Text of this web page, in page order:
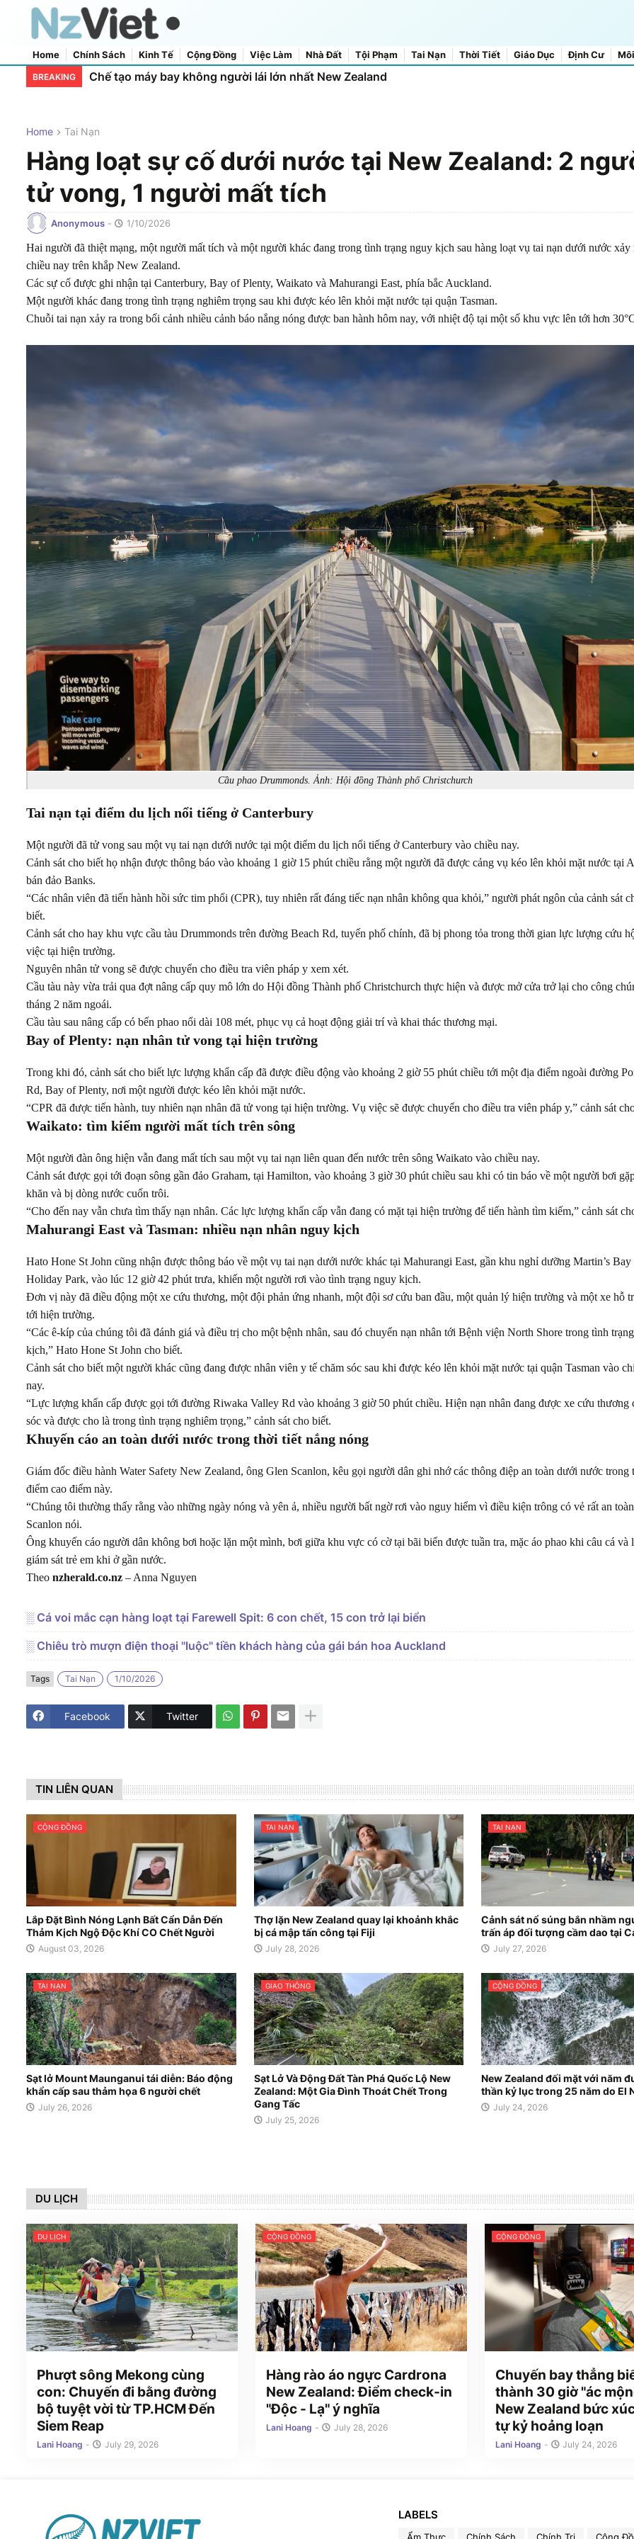
Home Chính Sách Kinh Tế Cộng Đồng Việc Làm Nhà Đất Tội Phạm Tai Nạn Thời Tiết Giáo Dục Định Cư
Home About Us
Contact Us
BREAKING
New Zealand siết chặt trốn thuế trong ngành trồng trọt: 130 vụ bị điều tra
Home Tai Nạn
Hàng loạt sự cố dưới nước tại New Zealand: 2
tử vong, 1 người mất tích
Anonymous - 1/10/2026
Hai người đã thiệt mạng, một người mất tích và một người khác đang trong tình trạng nguy kịch sau hàng loạt vụ tai nạn dưới nước xảy
chiều nay trên khắp New Zealand.
Các sự cố được ghi nhận tại Canterbury, Bay of Plenty, Waikato và Mahurangi East, phía bắc Auckland.
Một người khác đang trong tình trạng nghiêm trọng sau khi được kéo lên khỏi mặt nước tại quận Tasman.
Chuỗi tai nạn xảy ra trong bối cảnh nhiều cảnh báo nắng nóng được ban hành hôm nay, với nhiệt độ tại một số khu vực lên tới hơn
Cầu phao Drummonds. Ảnh: Hội đồng Thành phố Christchurch
Tai nạn tại điểm du lịch nổi tiếng ở Canterbury
Một người đã tử vong sau một vụ tai nạn dưới nước tại một điểm du lịch nổi tiếng ở Canterbury vào chiều nay.
Cảnh sát cho biết họ nhận được thông báo vào khoảng 1 giờ 15 phút chiều rằng một người đã được cảng vụ kéo lên khỏi mặt nước tại
bán đảo Banks.
“Các nhân viên đã tiến hành hồi sức tim phổi (CPR), tuy nhiên rất đáng tiếc nạn nhân không qua khỏi,” người phát ngôn của cảnh sát
biết.
Cảnh sát cho hay khu vực cầu tàu Drummonds trên đường Beach Rd, tuyến phố chính, đã bị phong tỏa trong thời gian lực lượng cứu
việc tại hiện trường.
Nguyên nhân tử vong sẽ được chuyển cho điều tra viên pháp y xem xét.
Cầu tàu này vừa trải qua đợt nâng cấp quy mô lớn do Hội đồng Thành phố Christchurch thực hiện và được mở cửa trở lại cho công
tháng 2 năm ngoái.
Cầu tàu sau nâng cấp có bến phao nổi dài 108 mét, phục vụ cả hoạt động giải trí và khai thác thương mại.
Bay of Plenty: nạn nhân tử vong tại hiện trường
Trong khi đó, cảnh sát cho biết lực lượng khẩn cấp đã được điều động vào khoảng 2 giờ 55 phút chiều tới một địa điểm ngoài đường
Rd, Bay of Plenty, nơi một người được kéo lên khỏi mặt nước.
“CPR đã được tiến hành, tuy nhiên nạn nhân đã tử vong tại hiện trường. Vụ việc sẽ được chuyển cho điều tra viên pháp y,” cảnh sát
Waikato: tìm kiếm người mất tích trên sông
Một người đàn ông hiện vẫn đang mất tích sau một vụ tai nạn liên quan đến nước trên sông Waikato vào chiều nay.
Cảnh sát được gọi tới đoạn sông gần đảo Graham, tại Hamilton, vào khoảng 3 giờ 30 phút chiều sau khi có tin báo về một người bơi
khăn và bị dòng nước cuốn trôi.
“Cho đến nay vẫn chưa tìm thấy nạn nhân. Các lực lượng khẩn cấp vẫn đang có mặt tại hiện trường để tiến hành tìm kiếm,” cảnh sát
Mahurangi East và Tasman: nhiều nạn nhân nguy kịch
Hato Hone St John cũng nhận được thông báo về một vụ tai nạn dưới nước khác tại Mahurangi East, gần khu nghỉ dưỡng Martin’s Bay
Holiday Park, vào lúc 12 giờ 42 phút trưa, khiến một người rơi vào tình trạng nguy kịch.
Đơn vị này đã điều động một xe cứu thương, một đội phản ứng nhanh, một đội sơ cứu ban đầu, một quản lý hiện trường và một xe hỗ
tới hiện trường.
“Các ê-kíp của chúng tôi đã đánh giá và điều trị cho một bệnh nhân, sau đó chuyển nạn nhân tới Bệnh viện North Shore trong tình
kịch,” Hato Hone St John cho biết.
Cảnh sát cho biết một người khác cũng đang được nhân viên y tế chăm sóc sau khi được kéo lên khỏi mặt nước tại quận Tasman vào
nay.
“Lực lượng khẩn cấp được gọi tới đường Riwaka Valley Rd vào khoảng 3 giờ 50 phút chiều. Hiện nạn nhân đang được xe cứu thương
sóc và được cho là trong tình trạng nghiêm trọng,” cảnh sát cho biết.
Khuyến cáo an toàn dưới nước trong thời tiết nắng nóng
Giám đốc điều hành Water Safety New Zealand, ông Glen Scanlon, kêu gọi người dân ghi nhớ các thông điệp an toàn dưới nước trong
điểm cao điểm này.
“Chúng tôi thường thấy rằng vào những ngày nóng và yên ả, nhiều người bất ngờ rơi vào nguy hiểm vì điều kiện trông có vẻ rất an
Scanlon nói.
Ông khuyến cáo người dân không bơi hoặc lặn một mình, bơi giữa khu vực có cờ tại bãi biển được tuần tra, mặc áo phao khi câu cá và
giám sát trẻ em khi ở gần nước.
Theo nzherald.co.nz – Anna Nguyen
░ Cá voi mắc cạn hàng loạt tại Farewell Spit: 6 con chết, 15 con trở lại biển
░ Chiêu trò mượn điện thoại "luộc" tiền khách hàng của gái bán hoa Auckland
Tags Tai Nạn 1/10/2026
Facebook Twitter
TIN LIÊN QUAN
CỘNG ĐỒNG
Lắp Đặt Bình Nóng Lạnh Bất Cẩn Dẫn Đến
Thảm Kịch Ngộ Độc Khí CO Chết Người
August 03, 2026
TAI NẠN
Thợ lặn New Zealand quay lại khoảnh khắc
bị cá mập tấn công tại Fiji
July 28, 2026
TAI NẠN
Cảnh sát nổ súng bắn nhầm
trấn áp đối tượng cầm dao tại
July 27, 2026
TAI NẠN
Sạt lở Mount Maunganui tái diễn: Báo động
khẩn cấp sau thảm họa 6 người chết
July 26, 2026
GIAO THÔNG
Sạt Lở Và Động Đất Tàn Phá Quốc Lộ New
Zealand: Một Gia Đình Thoát Chết Trong
Gang Tấc
July 25, 2026
CỘNG ĐỒNG
New Zealand đối mặt với năm
thần kỷ lục trong 25 năm do El
July 24, 2026
DU LỊCH
DU LỊCH
Phượt sông Mekong cùng
con: Chuyến đi bằng đường
bộ tuyệt vời từ TP.HCM Đến
Siem Reap
Lani Hoang - July 29, 2026
CỘNG ĐỒNG
Hàng rào áo ngực Cardrona
New Zealand: Điểm check-in
"Độc - Lạ" ý nghĩa
Lani Hoang - July 28, 2026
CỘNG ĐỒNG
Chuyến bay thẳng
thành 30 giờ "ác
New Zealand bức
tự kỷ hoảng loạn
Lani Hoang - July 24, 2026
LABELS